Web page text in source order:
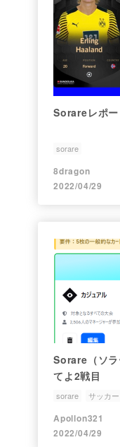
Sorareレポー
sorare
8dragon
2022/04/29
Sorare（ソラ
てよ2戦目
sorare サッカー
Apollon321
2022/04/29